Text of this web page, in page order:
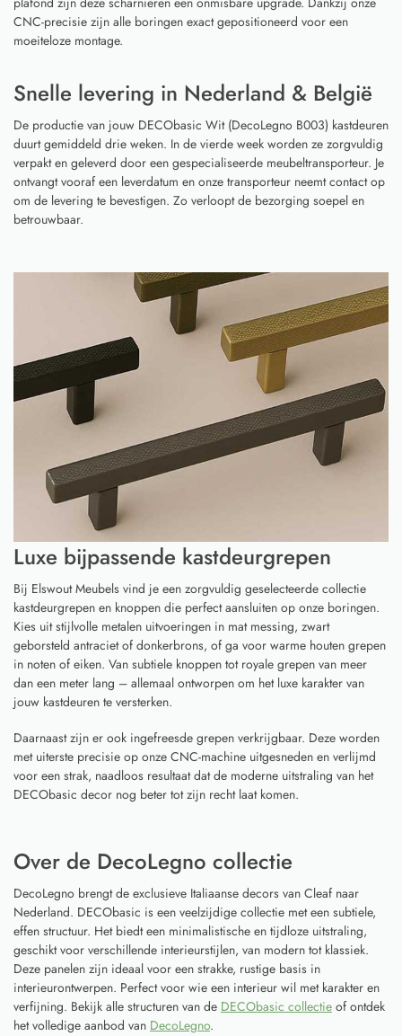
CNC-precisie zijn alle boringen exact gepositioneerd voor een
moeiteloze montage.
Snelle levering in Nederland & België
De productie van jouw DECObasic Wit (DecoLegno B003) kastdeuren
duurt gemiddeld drie weken. In de vierde week worden ze zorgvuldig
verpakt en geleverd door een gespecialiseerde meubeltransporteur. Je
ontvangt vooraf een leverdatum en onze transporteur neemt contact op
om de levering te bevestigen. Zo verloopt de bezorging soepel en
betrouwbaar.
Luxe bijpassende kastdeurgrepen
Bij Elswout Meubels vind je een zorgvuldig geselecteerde collectie
kastdeurgrepen en knoppen die perfect aansluiten op onze boringen.
Kies uit stijlvolle metalen uitvoeringen in mat messing, zwart
geborsteld antraciet of donkerbrons, of ga voor warme houten grepen
in noten of eiken. Van subtiele knoppen tot royale grepen van meer
dan een meter lang – allemaal ontworpen om het luxe karakter van
jouw kastdeuren te versterken.
Daarnaast zijn er ook ingefreesde grepen verkrijgbaar. Deze worden
met uiterste precisie op onze CNC-machine uitgesneden en verlijmd
voor een strak, naadloos resultaat dat de moderne uitstraling van het
DECObasic decor nog beter tot zijn recht laat komen.
Over de DecoLegno collectie
DecoLegno brengt de exclusieve Italiaanse decors van Cleaf naar
Nederland. DECObasic is een veelzijdige collectie met een subtiele,
effen structuur. Het biedt een minimalistische en tijdloze uitstraling,
geschikt voor verschillende interieurstijlen, van modern tot klassiek.
Deze panelen zijn ideaal voor een strakke, rustige basis in
interieurontwerpen. Perfect voor wie een interieur wil met karakter en
verfijning. Bekijk alle structuren van de DECObasic collectie of ontdek
het volledige aanbod van DecoLegno.